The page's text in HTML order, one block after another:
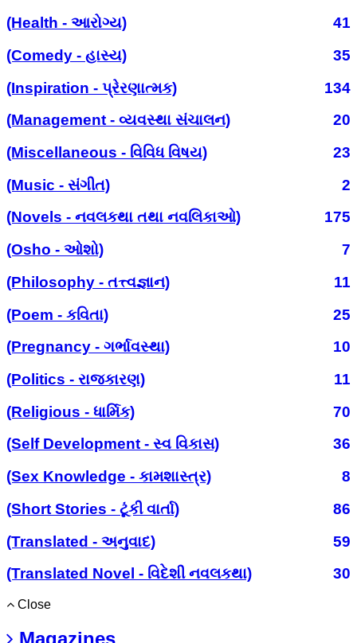
(Health - આરોગ્ય)
41
(Comedy - હાસ્ય)
35
(Inspiration - પ્રેરણાત્મક)
134
(Management - વ્યવસ્થા સંચાલન)
20
(Miscellaneous - વિવિધ વિષય)
23
(Music - સંગીત)
2
(Novels - નવલકથા તથા નવલિકાઓ)
175
(Osho - ઓશો)
7
(Philosophy - તત્ત્વજ્ઞાન)
11
(Poem - કવિતા)
25
(Pregnancy - ગર્ભાવસ્થા)
10
(Politics - રાજકારણ)
11
(Religious - ધાર્મિક)
70
(Self Development - સ્વ વિકાસ)
36
(Sex Knowledge - કામશાસ્ત્ર)
8
(Short Stories - ટૂંકી વાર્તા)
86
(Translated - અનુવાદ)
59
(Translated Novel - વિદેશી નવલકથા)
30
Close
Magazines